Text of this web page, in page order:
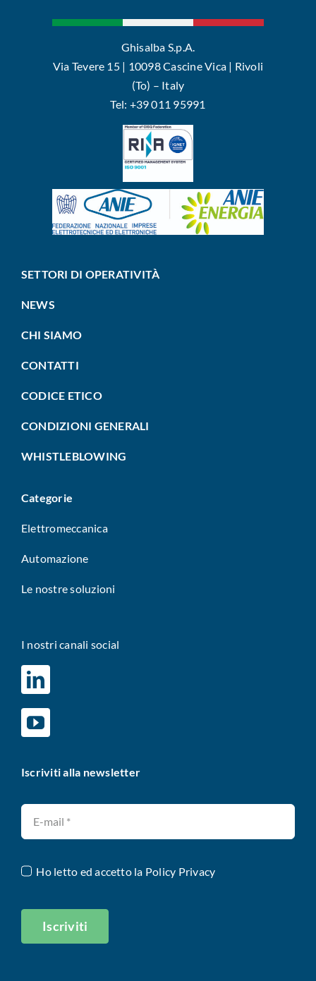
Ghisalba S.p.A.
Via Tevere 15 | 10098 Cascine Vica | Rivoli
(To) – Italy
Tel: +39 011 95991
SETTORI DI OPERATIVITÀ
NEWS
CHI SIAMO
CONTATTI
CODICE ETICO
CONDIZIONI GENERALI
WHISTLEBLOWING
Categorie
Elettromeccanica
Automazione
Le nostre soluzioni
I nostri canali social
Iscriviti alla newsletter
Ho letto ed accetto la Policy Privacy
Iscriviti